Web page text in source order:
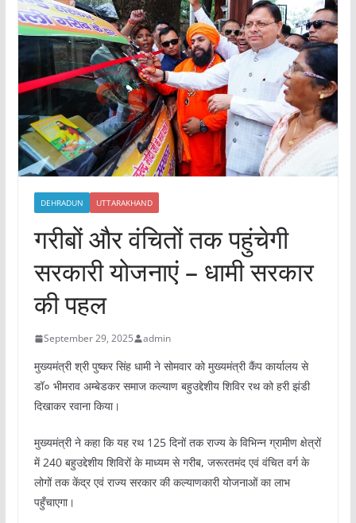
DEHRADUN UTTARAKHAND
गरीबों और वंचितों तक पहुंचेगी
सरकारी योजनाएं – धामी सरकार
की पहल
September 29, 2025 admin
मुख्यमंत्री श्री पुष्कर सिंह धामी ने सोमवार को मुख्यमंत्री कैंप कार्यालय से
डॉ० भीमराव अम्बेडकर समाज कल्याण बहुउद्देशीय शिविर रथ को हरी झंडी
दिखाकर रवाना किया।
मुख्यमंत्री ने कहा कि यह रथ 125 दिनों तक राज्य के विभिन्न ग्रामीण क्षेत्रों
में 240 बहुउद्देशीय शिविरों के माध्यम से गरीब, जरूरतमंद एवं वंचित वर्ग के
लोगों तक केंद्र एवं राज्य सरकार की कल्याणकारी योजनाओं का लाभ
पहुँचाएगा।